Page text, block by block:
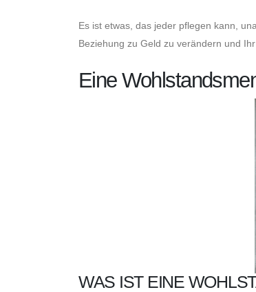
Es ist etwas, das jeder pflegen kann,
Beziehung zu Geld zu verändern und
Eine
WAS IST EINE